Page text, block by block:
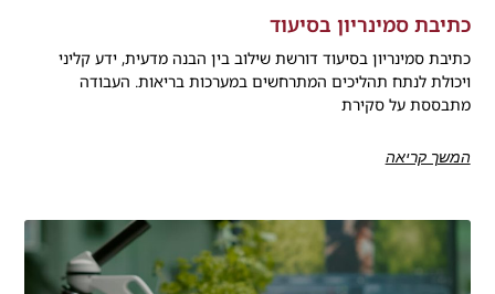
כתיבת סמינריון בסיעוד
כתיבת סמינריון בסיעוד דורשת שילוב בין הבנה מדעית, ידע קליני
ויכולת לנתח תהליכים המתרחשים במערכות בריאות. העבודה
מתבססת על סקירת
המשך קריאה